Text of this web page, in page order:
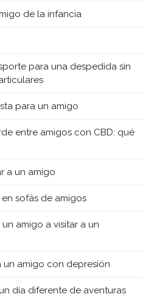
de la infancia
para una despedida sin
para un amigo
entre amigos con CBD: qué
a un amigo
sofás de amigos
amigo a visitar a un
un amigo con depresión
día diferente de aventuras